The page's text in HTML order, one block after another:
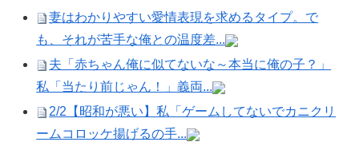
妻はわかりやすい愛情表現を求めるタイプ。で
も、それが苦手な俺との温度差...
夫「赤ちゃん俺に似てないな～本当に俺の子？」
私「当たり前じゃん！」義両...
2/2【昭和が悪い】私「ゲームしてないでカニクリ
ームコロッケ揚げるの手...